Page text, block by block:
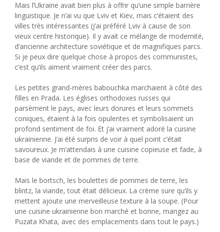
Mais l’Ukraine avait bien plus à offrir qu’une simple barrière
linguistique. Je n’ai vu que Lviv et Kiev, mais c’étaient des
villes très intéressantes (j’ai préféré Lviv à cause de son
vieux centre historique). Il y avait ce mélange de modernité,
d’ancienne architecture soviétique et de magnifiques parcs.
Si je peux dire quelque chose à propos des communistes,
c’est qu’ils aiment vraiment créer des parcs.
Les petites grand-mères babouchka marchaient à côté des
filles en Prada. Les églises orthodoxes russes qui
parsèment le pays, avec leurs dorures et leurs sommets
coniques, étaient à la fois opulentes et symbolisaient un
profond sentiment de foi. Et j’ai vraiment adoré la cuisine
ukrainienne. J’ai été surpris de voir à quel point c’était
savoureux. Je m’attendais à une cuisine copieuse et fade, à
base de viande et de pommes de terre.
Mais le bortsch, les boulettes de pommes de terre, les
blintz, la viande, tout était délicieux. La crème sure qu’ils y
mettent ajoute une merveilleuse texture à la soupe. (Pour
une cuisine ukrainienne bon marché et bonne, mangez au
Puzata Khata, avec des emplacements dans tout le pays.)